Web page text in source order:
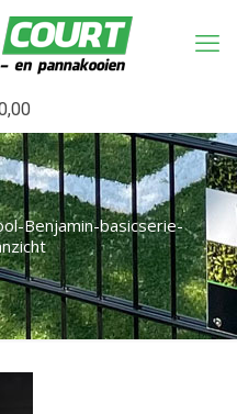
Benjamin-basicserie-